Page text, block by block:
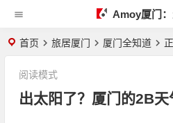
Amoy厦门
首页 旅居厦门 厦门全知道
出太阳了？厦门的2B天
阅读模式